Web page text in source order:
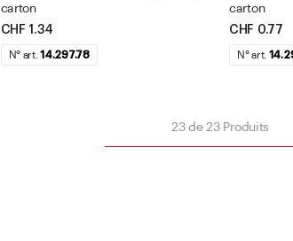
carton
CHF 1.34
N° art.14.297.78
carton
CHF 0.77
N° art.
23de23Produits